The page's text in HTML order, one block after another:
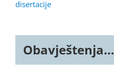
disertacije
Obavještenja…